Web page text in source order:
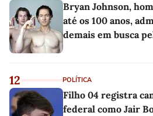
Bryan Johnson,
até os 100 anos,
demais em busca
12 POLÍTICA
Filho 04 registra
federal como Jair